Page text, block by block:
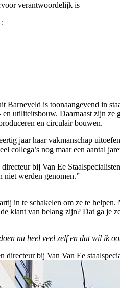
verantwoordelijk is
:
Barneveld is toonaangevend in
utiliteitsbouw. Daarnaast zijn ze
en circulair bouwen.
jaar haar vakmanschap
collega’s nog maar een aantal
bij Van Ee
niet werden genomen.”
in te schakelen om ze te
klant van belang zijn? Dat ga je
nu heel veel zelf en dat wil ik
directeur bij Van Van Ee